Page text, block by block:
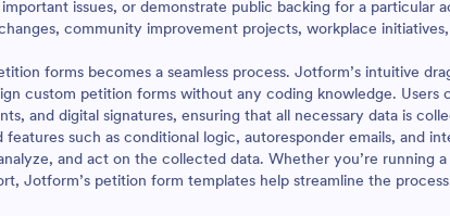
a następnie wstawić formularz na
stronę internetową. Możesz nawet
formularz z ponad 100
aplikacjami, takimi jak Dysk
Dropbox, Airtable i Mailchimp, by
odpowiedzi z
usługami. Uprość proces
na swoje następne wybory dzięki
formularzowi online petycji
issues, or demonstrate public backing for a particular
community improvement projects, workplace
forms becomes a seamless process. Jotform’s intuitive
custom petition forms without any coding knowledge. Users
and digital signatures, ensuring that all necessary data is
such as conditional logic, autoresponder emails, and
and act on the collected data. Whether you’re running a
Jotform’s petition form templates help streamline the